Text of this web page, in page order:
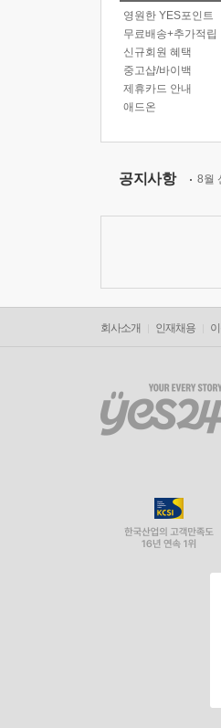
영원한 YES포인트
무료배송+추가적립
신규회원 혜택
중고샵/바이백
제휴카드 안내
애드온
공지사항 8월
회사소개 인재채용